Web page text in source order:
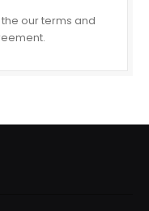
our terms and